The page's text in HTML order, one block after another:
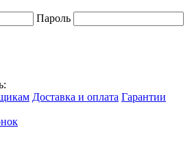
Пароль
Доставка и оплата Гарантии